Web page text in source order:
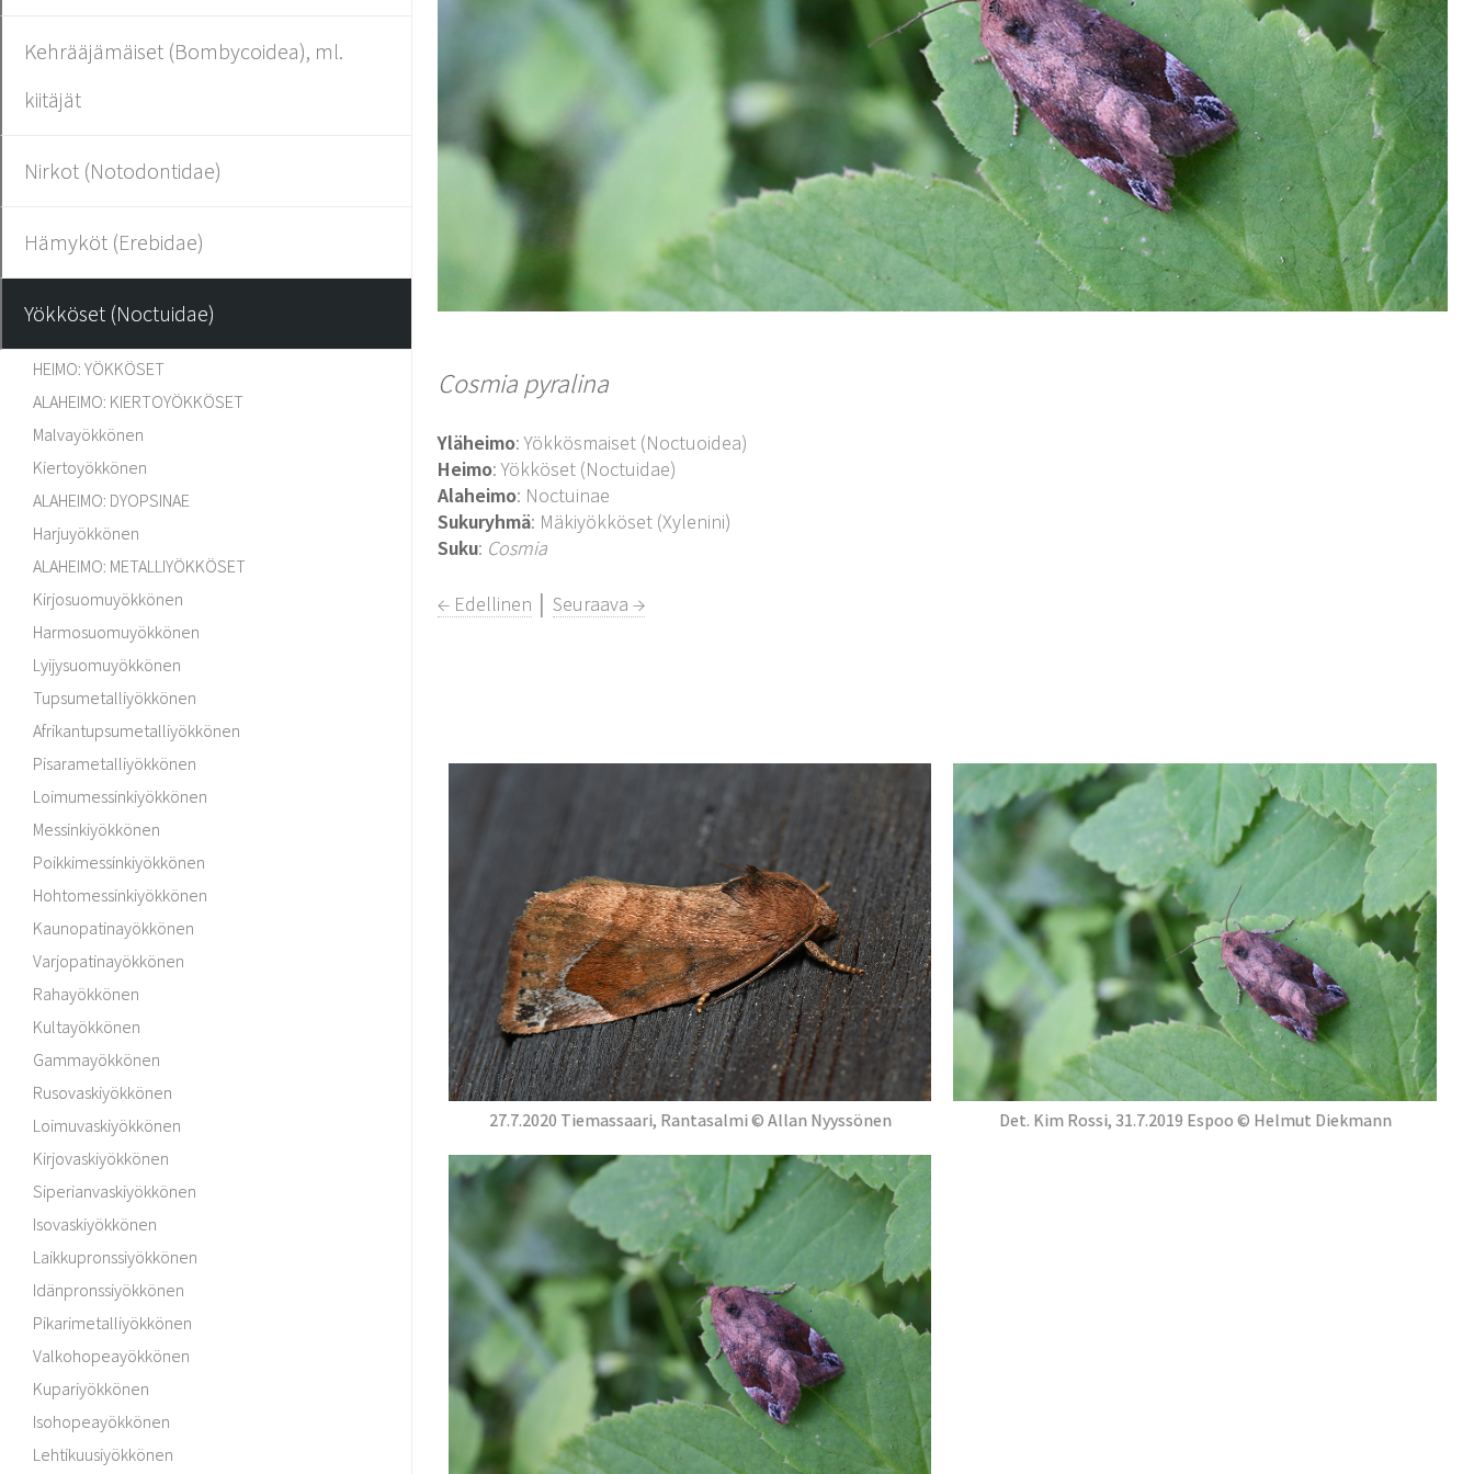
Kehrääjämäiset (Bombycoidea), ml.
kiitäjät
Nirkot (Notodontidae)
Hämyköt (Erebidae)
Yökköset (Noctuidae)
HEIMO: YÖKKÖSET
ALAHEIMO: KIERTOYÖKKÖSET
Malvayökkönen
Kiertoyökkönen
ALAHEIMO: DYOPSINAE
Harjuyökkönen
ALAHEIMO: METALLIYÖKKÖSET
Kirjosuomuyökkönen
Harmosuomuyökkönen
Lyijysuomuyökkönen
Tupsumetalliyökkönen
Afrikantupsumetalliyökkönen
Pisarametalliyökkönen
Loimumessinkiyökkönen
Messinkiyökkönen
Poikkimessinkiyökkönen
Hohtomessinkiyökkönen
Kaunopatinayökkönen
Varjopatinayökkönen
Rahayökkönen
Kultayökkönen
Gammayökkönen
Rusovaskiyökkönen
Loimuvaskiyökkönen
Kirjovaskiyökkönen
Siperianvaskiyökkönen
Isovaskiyökkönen
Laikkupronssiyökkönen
Idänpronssiyökkönen
Pikarimetalliyökkönen
Valkohopeayökkönen
Kupariyökkönen
Isohopeayökkönen
Lehtikuusiyökkönen
Cosmia pyralina
Yläheimo: Yökkösmaiset (Noctuoidea)
Heimo: Yökköset (Noctuidae)
Alaheimo: Noctuinae
Sukuryhmä: Mäkiyökköset (Xylenini)
Suku: Cosmia
← Edellinen │Seuraava →
27.7.2020 Tiemassaari, Rantasalmi © Allan Nyyssönen Det. Kim Rossi, 31.7.2019 Espoo © Helmut Diekmann